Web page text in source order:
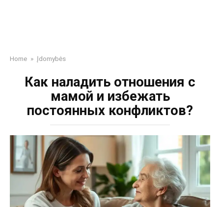
Home » Įdomybės
Как наладить отношения с
мамой и избежать
постоянных конфликтов?